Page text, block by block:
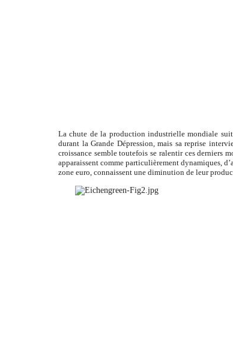
La chute de la production industrielle mondiale
durant la Grande Dépression, mais sa reprise
croissance semble toutefois se ralentir ces derniers
apparaissent comme particulièrement dynamiques,
zone euro, connaissent une diminution de leur